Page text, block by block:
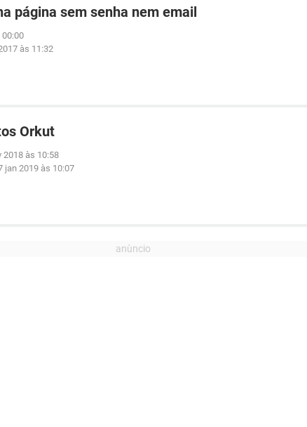
página sem senha nem email
00:00
às 11:32
Orkut
2018 às 10:58
jan 2019 às 10:07